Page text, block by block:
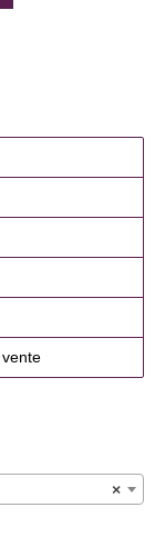
×